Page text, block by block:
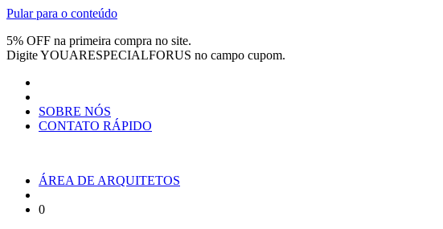
Pular para o conteúdo
5% OFF na primeira compra no site.
DigiteYOUARESPECIALFORUS no campo cupom.
SOBRE NÓS
CONTATO RÁPIDO
ÁREA DE ARQUITETOS
0